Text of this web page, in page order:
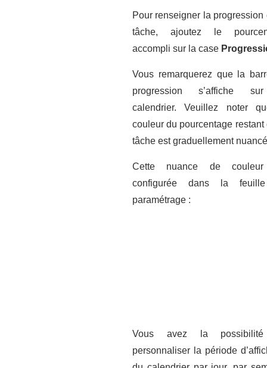
Pour renseigner la progression
tâche, ajoutez le
accompli sur la case
Vous remarquerez que la
progression s’affiche
calendrier. Veuillez noter
couleur du pourcentage restant
tâche est graduellement
Cette nuance de
configurée dans la
paramétrage :
Vous avez la
personnaliser la période